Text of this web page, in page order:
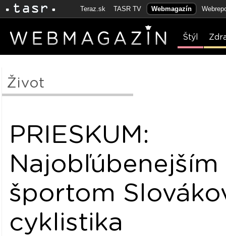
Teraz.sk TASR TV Webmagazín
Štýl
Život
PRIESKUM:
Najobľúbenejším
športom
cyklistika